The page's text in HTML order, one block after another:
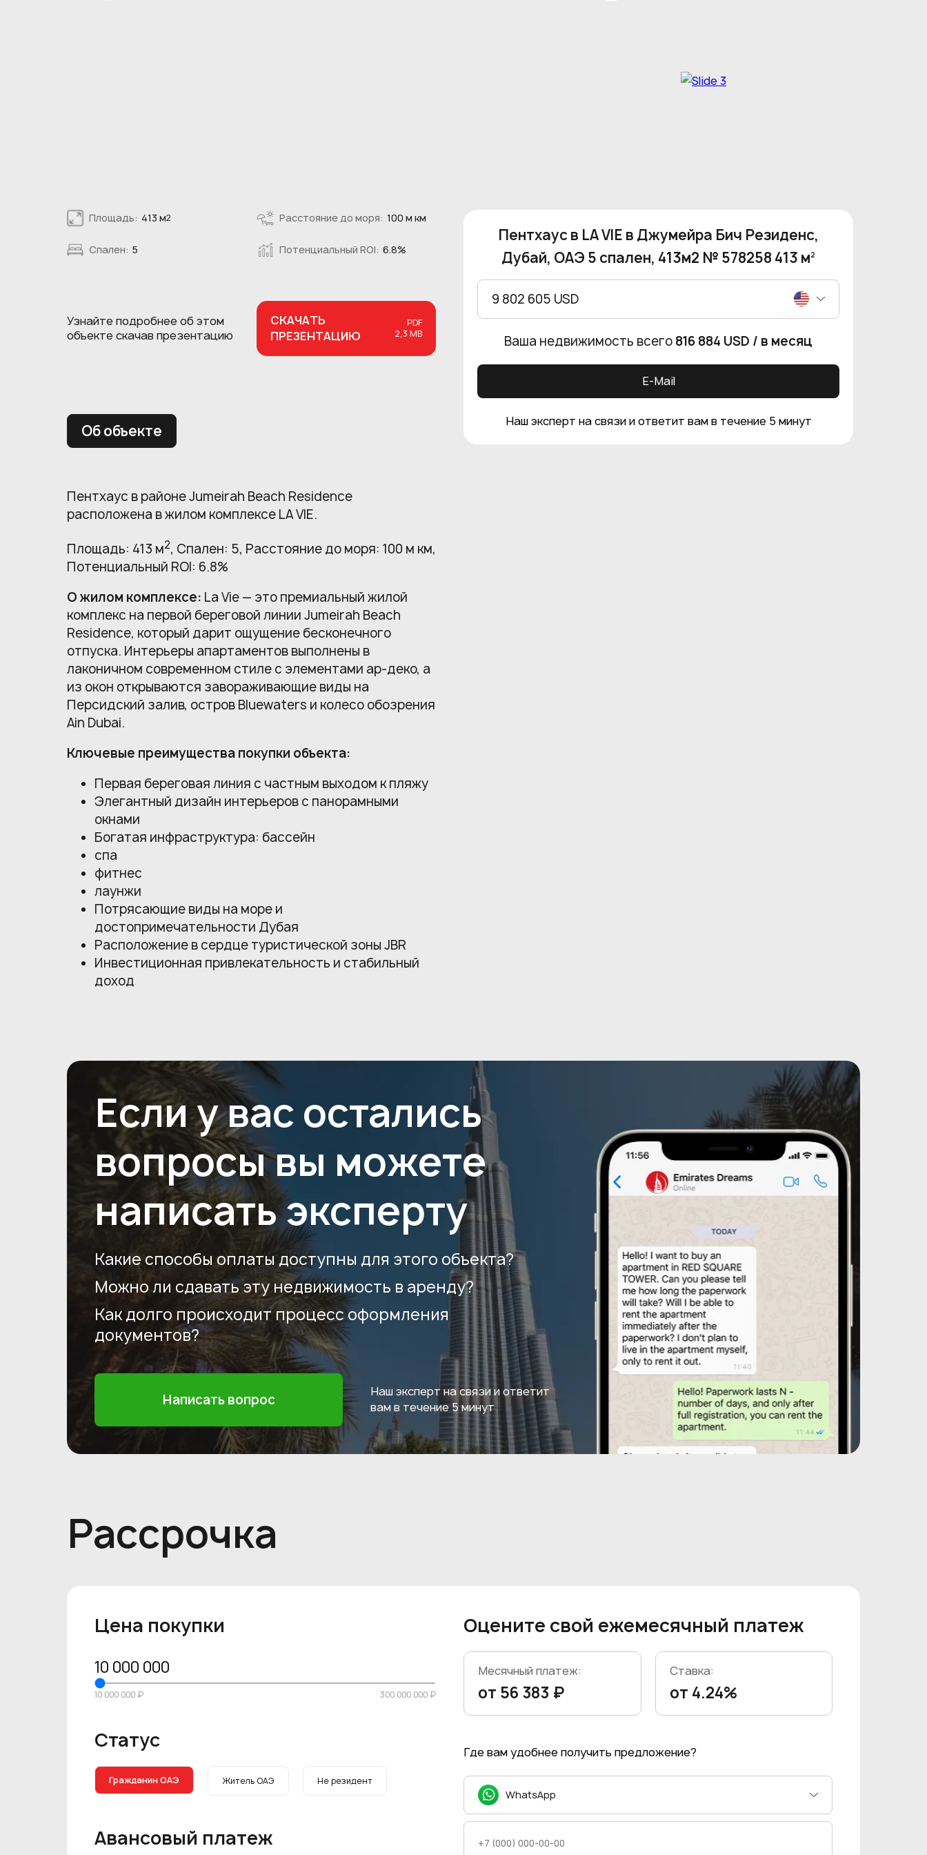
Площадь: 413 м2
Спален: 5
Расстояние до моря: 100 м км
Потенциальный ROI: 6.8%
Узнайте подробнее об этом
объектескачав презентацию
СКАЧАТЬ
ПРЕЗЕНТАЦИЮ
PDF
2,3 MB
Об объекте
Пентхаус в районе Jumeirah Beach Residence
расположена в жилом комплексе LA VIE.
Площадь: 413 м2, Спален: 5, Расстояние до моря: 100 м км,
Потенциальный ROI: 6.8%
О жилом комплексе: La Vie — это премиальный жилой
комплекс на первой береговой линии Jumeirah Beach
Residence, который дарит ощущение бесконечного
отпуска. Интерьеры апартаментов выполнены в
лаконичном современном стиле с элементами ар-деко, а
из окон открываются завораживающие виды на
Персидский залив, остров Bluewaters и колесо обозрения
Ain Dubai.
Ключевые преимущества покупки объекта:
Первая береговая линия с частным выходом к пляжу
Элегантный дизайн интерьеров с панорамными
окнами
Богатая инфраструктура: бассейн
спа
фитнес
лаунжи
Потрясающие виды на море и
достопримечательности Дубая
Расположение в сердце туристической зоны JBR
Инвестиционная привлекательность и стабильный
доход
Пентхаус в LA VIE в Джумейра Бич Резиденс,
Дубай, ОАЭ 5 спален, 413м2 № 578258 413 м2
9 802 605 USD
Ваша недвижимость всего 816 884 USD / в месяц
E-Mail
Наш эксперт на связи и ответит вам в течение 5 минут
Если у вас остались
вопросы вы можете
написать эксперту
Какие способы оплаты доступны для этого объекта?
Можно ли сдавать эту недвижимость в аренду?
Как долго происходит процесс оформления
документов?
Написать вопрос
Наш эксперт на связи и ответит
вам в течение5 минут
Рассрочка
Цена покупки
10 000 000
10 000 000 ₽ 300 000 000 ₽
Статус
Гражданин ОАЭ Житель ОАЭ Не резидент
Авансовый платеж
Оцените свой ежемесячный платеж
Месячный платеж:
от 56 383 ₽
Ставка:
от 4.24%
Где вам удобнее получить предложение?
WhatsApp